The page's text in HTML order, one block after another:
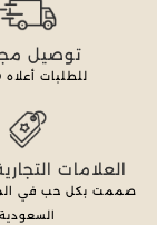
توصيل
للطلبات أعلاه
العلامات
صممت بكل حب في
السعودية